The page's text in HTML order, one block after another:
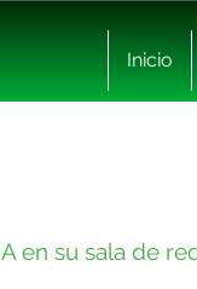
Inicio
en su sala de